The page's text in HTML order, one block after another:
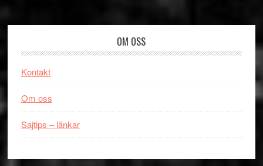
OM OSS
Kontakt
Om oss
Sajtips – länkar